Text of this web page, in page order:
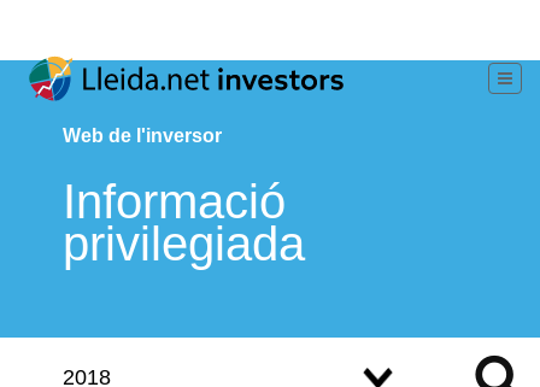
Web de l'inversor
Informació
privilegiada
2018